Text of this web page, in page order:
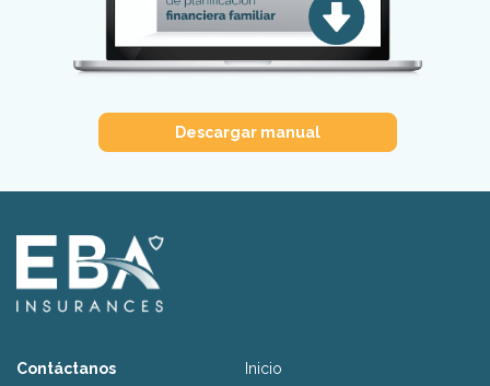
Descargar manual
Contáctanos
Inicio